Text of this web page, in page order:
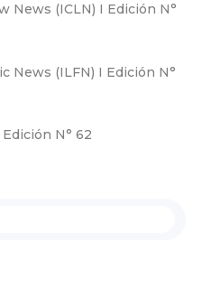
News (ICLN) I Edición N°
News (ILFN) I Edición N°
N° 62